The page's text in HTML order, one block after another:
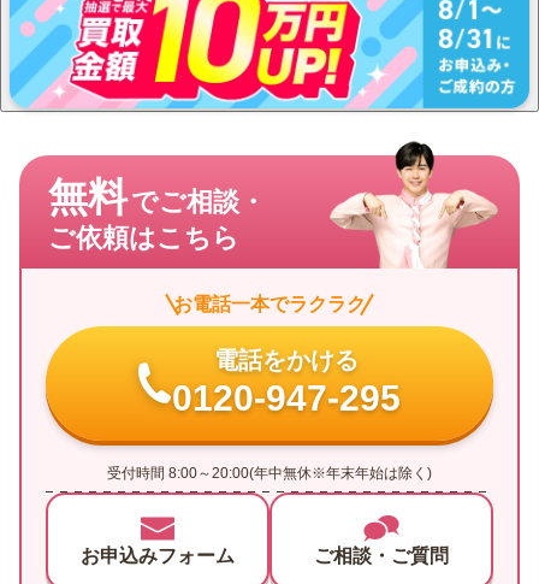
無料でご相談・
ご依頼はこちら
お電話一本でラクラク
電話をかける
0120-947-295
受付時間 8:00～20:00(年中無休※年末年始は除く)
お申込みフォーム ご相談・ご質問